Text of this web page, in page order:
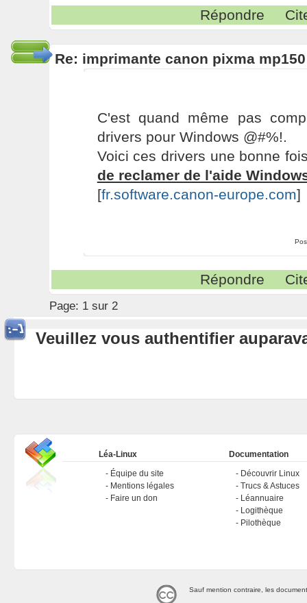
Répondre
Re: imprimante canon pixma mp150
C'est quand même pas
drivers pour Windows @#%!.
Voici ces drivers une bonne
de reclamer de l'aide
[fr.software.canon-europe.com]
Répondre
Page: 1 sur 2
Veuillez vous authentifier
Léa-Linux
Équipe du site
Mentions légales
Faire un don
Documentation
Découvrir Linux
Trucs & Astuces
Léannuaire
Logithèque
Pilothèque
Sauf mention contraire, les